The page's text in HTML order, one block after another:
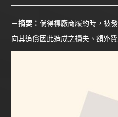
－摘要：倘得標廠商履約時，被
向其追償因此造成之損失、額外